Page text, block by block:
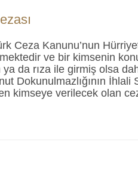
Ceza Kanunu’nun
ve bir kimsenin
da rıza ile girmiş olsa
Dokunulmazlığının İhlali
kimseye verilecek olan